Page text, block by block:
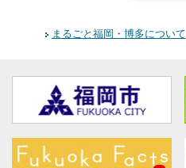
まるごと福岡・博多について